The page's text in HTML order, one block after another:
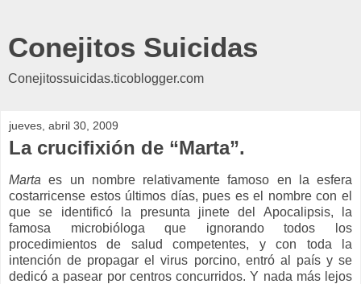
Conejitos Suicidas
Conejitossuicidas.ticoblogger.com
jueves, abril 30, 2009
La crucifixión de “Marta”.
Marta es un nombre relativamente famoso en la esfera
costarricense estos últimos días, pues es el nombre con el
que se identificó la presunta jinete del Apocalipsis, la
famosa microbióloga que ignorando todos los
procedimientos de salud competentes, y con toda la
intención de propagar el virus porcino, entró al país y se
dedicó a pasear por centros concurridos. Y nada más lejos